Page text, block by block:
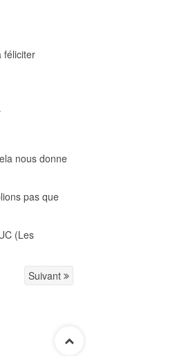
féliciter
nous donne
pas que
(Les
Suivant